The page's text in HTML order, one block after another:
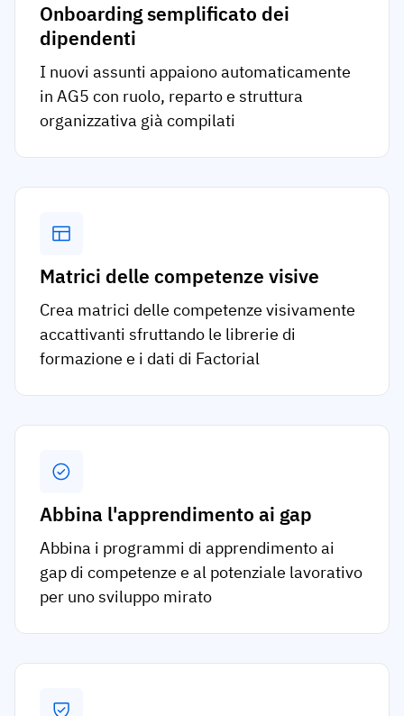
Onboarding semplificato dei
dipendenti
I nuovi assunti appaiono automaticamente
in AG5 con ruolo, reparto e struttura
organizzativa già compilati
Matrici delle competenze visive
Crea matrici delle competenze visivamente
accattivanti sfruttando le librerie di
formazione e i dati di Factorial
Abbina l'apprendimento ai gap
Abbina i programmi di apprendimento ai
gap di competenze e al potenziale lavorativo
per uno sviluppo mirato